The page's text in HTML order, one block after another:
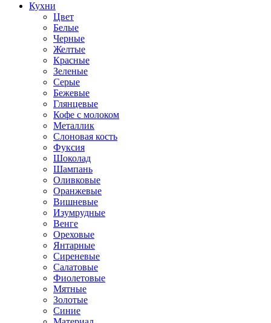
Кухни
Цвет
Белые
Черные
Желтые
Красные
Зеленые
Серые
Бежевые
Глянцевые
Кофе с молоком
Металлик
Слоновая кость
Фуксия
Шоколад
Шампань
Оливковые
Оранжевые
Вишневые
Изумрудные
Венге
Ореховые
Янтарные
Сиреневые
Салатовые
Фиолетовые
Мятные
Золотые
Синие